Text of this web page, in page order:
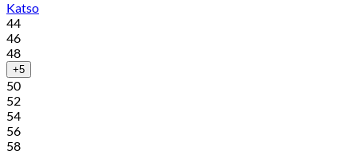
Katso
44
46
48
+5
50
52
54
56
58